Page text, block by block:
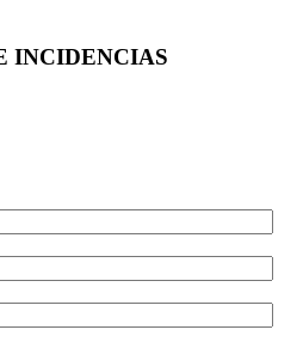
INCIDENCIAS